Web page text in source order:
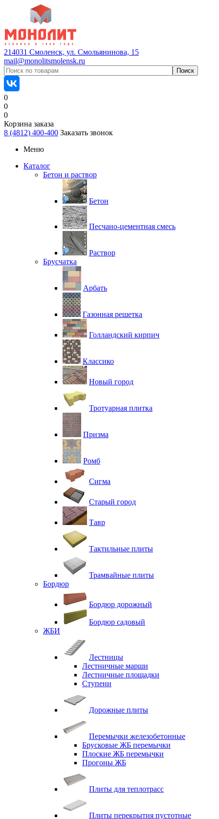
214031 Смоленск, ул. Смольянинова, 15
mail@monolitsmolensk.ru
0
0
0
Корзина заказа
8 (4812) 400-400 Заказать звонок
Меню
Каталог
Бетон и раствор
Бетон
Песчано-цементная смесь
Раствор
Брусчатка
Арбать
Газонная решетка
Голландский кирпич
Классико
Новый город
Тротуарная плитка
Призма
Ромб
Сигма
Старый город
Тавр
Тактильные плиты
Трамвайные плиты
Бордюр
Бордюр дорожный
Бордюр садовый
ЖБИ
Лестницы
Лестничные марши
Лестничные площадки
Ступени
Дорожные плиты
Перемычки железобетонные
Брусковые ЖБ перемычки
Плоские ЖБ перемычки
Прогоны ЖБ
Плиты для теплотрасс
Плиты перекрытия пустотные